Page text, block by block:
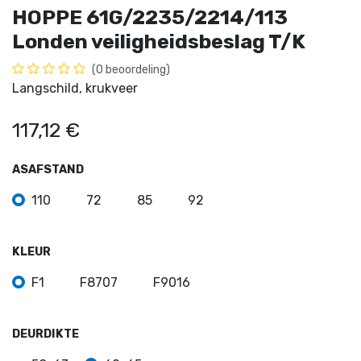
HOPPE 61G/2235/2214/113
Londen veiligheidsbeslag T/K
(0 beoordeling)
Langschild, krukveer
117,12 €
ASAFSTAND
110 72 85 92
KLEUR
F1 F8707 F9016
DEURDIKTE